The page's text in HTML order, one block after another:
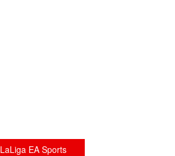
LaLiga EA Sports